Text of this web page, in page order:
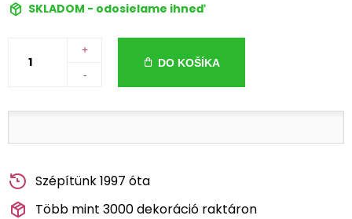
SKLADOM - odosielame ihneď
+
-
DO KOŠÍKA
Szépítünk 1997 óta
Több mint 3000 dekoráció raktáron